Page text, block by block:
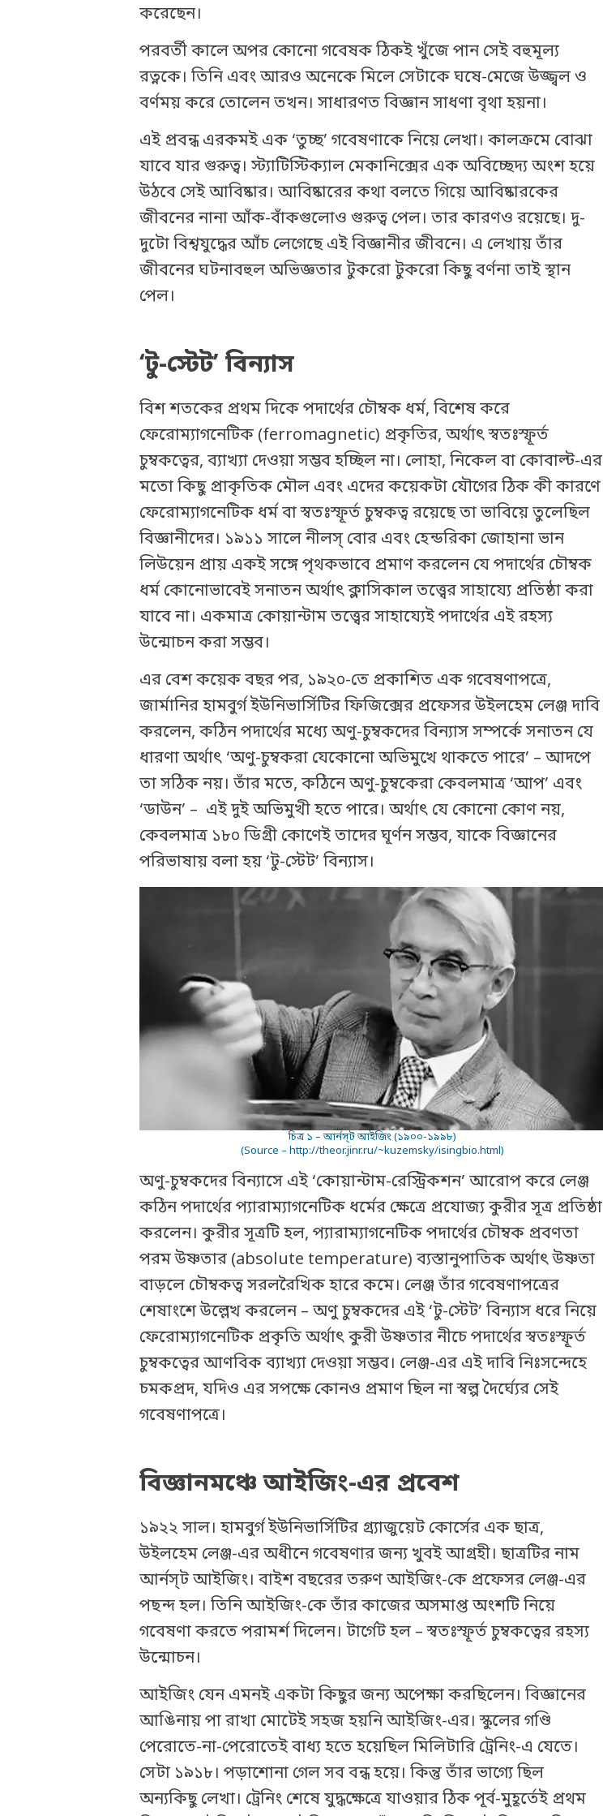
করেছেন।
পরবর্তী কালে অপর কোনো গবেষক ঠিকই খুঁজে পান সেই বহুমূল্য
রত্নকে। তিনি এবং আরও অনেকে মিলে সেটাকে ঘষে-মেজে উজ্জ্বল ও
বর্ণময় করে তোলেন তখন। সাধারণত বিজ্ঞান সাধণা বৃথা হয়না।
এই প্রবন্ধ এরকমই এক ‘তুচ্ছ’ গবেষণাকে নিয়ে লেখা। কালক্রমে বোঝা
যাবে যার গুরুত্ব। স্ট্যাটিস্টিক্যাল মেকানিক্সের এক অবিচ্ছেদ্য অংশ হয়ে
উঠবে সেই আবিষ্কার। আবিষ্কারের কথা বলতে গিয়ে আবিষ্কারকের
জীবনের নানা আঁক-বাঁকগুলোও গুরুত্ব পেল। তার কারণও রয়েছে। দু-
দুটো বিশ্বযুদ্ধের আঁচ লেগেছে এই বিজ্ঞানীর জীবনে। এ লেখায় তাঁর
জীবনের ঘটনাবহুল অভিজ্ঞতার টুকরো টুকরো কিছু বর্ণনা তাই স্থান
পেল।
‘টু-স্টেট’ বিন্যাস
বিশ শতকের প্রথম দিকে পদার্থের চৌম্বক ধর্ম, বিশেষ করে
ফেরোম্যাগনেটিক (ferromagnetic) প্রকৃতির, অর্থাৎ স্বতঃস্ফূর্ত
চুম্বকত্বের, ব্যাখ্যা দেওয়া সম্ভব হচ্ছিল না। লোহা, নিকেল বা কোবাল্ট-এর
মতো কিছু প্রাকৃতিক মৌল এবং এদের কয়েকটা যৌগের ঠিক কী কারণে
ফেরোম্যাগনেটিক ধর্ম বা স্বতঃস্ফূর্ত চুম্বকত্ব রয়েছে তা ভাবিয়ে তুলেছিল
বিজ্ঞানীদের। ১৯১১ সালে নীলস্‌ বোর এবং হেন্ডরিকা জোহানা ভান
লিউয়েন প্রায় একই সঙ্গে পৃথকভাবে প্রমাণ করলেন যে পদার্থের চৌম্বক
ধর্ম কোনোভাবেই সনাতন অর্থাৎ ক্লাসিকাল তত্ত্বের সাহায্যে প্রতিষ্ঠা করা
যাবে না। একমাত্র কোয়ান্টাম তত্ত্বের সাহায্যেই পদার্থের এই রহস্য
উন্মোচন করা সম্ভব।
এর বেশ কয়েক বছর পর, ১৯২০-তে প্রকাশিত এক গবেষণাপত্রে,
জার্মানির হামবুর্গ ইউনিভার্সিটির ফিজিক্সের প্রফেসর উইলহেম লেঞ্জ দাবি
করলেন, কঠিন পদার্থের মধ্যে অণু-চুম্বকদের বিন্যাস সম্পর্কে সনাতন যে
ধারণা অর্থাৎ ‘অণু-চুম্বকরা যেকোনো অভিমুখে থাকতে পারে’ – আদপে
তা সঠিক নয়। তাঁর মতে, কঠিনে অণু-চুম্বকেরা কেবলমাত্র ‘আপ’ এবং
‘ডাউন’ – এই দুই অভিমুখী হতে পারে। অর্থাৎ যে কোনো কোণ নয়,
কেবলমাত্র ১৮০ ডিগ্রী কোণেই তাদের ঘূর্ণন সম্ভব, যাকে বিজ্ঞানের
পরিভাষায় বলা হয় ‘টু-স্টেট’ বিন্যাস।
চিত্র ১ – আর্নস্‌ট আইজিং (১৯০০-১৯৯৮)
(Source – http://theor.jinr.ru/~kuzemsky/isingbio.html)
অণু-চুম্বকদের বিন্যাসে এই ‘কোয়ান্টাম-রেস্ট্রিকশন’ আরোপ করে লেঞ্জ
কঠিন পদার্থের প্যারাম্যাগনেটিক ধর্মের ক্ষেত্রে প্রযোজ্য কুরীর সূত্র প্রতিষ্ঠা
করলেন। কুরীর সূত্রটি হল, প্যারাম্যাগনেটিক পদার্থের চৌম্বক প্রবণতা
পরম উষ্ণতার (absolute temperature) ব্যস্তানুপাতিক অর্থাৎ উষ্ণতা
বাড়লে চৌম্বকত্ব সরলরৈখিক হারে কমে। লেঞ্জ তাঁর গবেষণাপত্রের
শেষাংশে উল্লেখ করলেন – অণু চুম্বকদের এই ‘টু-স্টেট’ বিন্যাস ধরে নিয়ে
ফেরোম্যাগনেটিক প্রকৃতি অর্থাৎ কুরী উষ্ণতার নীচে পদার্থের স্বতঃস্ফূর্ত
চুম্বকত্বের আণবিক ব্যাখ্যা দেওয়া সম্ভব। লেঞ্জ-এর এই দাবি নিঃসন্দেহে
চমকপ্রদ, যদিও এর সপক্ষে কোনও প্রমাণ ছিল না স্বল্প দৈর্ঘ্যের সেই
গবেষণাপত্রে।
বিজ্ঞানমঞ্চে আইজিং-এর প্রবেশ
১৯২২ সাল। হামবুর্গ ইউনিভার্সিটির গ্র্যাজুয়েট কোর্সের এক ছাত্র,
উইলহেম লেঞ্জ-এর অধীনে গবেষণার জন্য খুবই আগ্রহী। ছাত্রটির নাম
আর্নস্‌ট আইজিং। বাইশ বছরের তরুণ আইজিং-কে প্রফেসর লেঞ্জ-এর
পছন্দ হল। তিনি আইজিং-কে তাঁর কাজের অসমাপ্ত অংশটি নিয়ে
গবেষণা করতে পরামর্শ দিলেন। টার্গেট হল – স্বতঃস্ফূর্ত চুম্বকত্বের রহস্য
উন্মোচন।
আইজিং যেন এমনই একটা কিছুর জন্য অপেক্ষা করছিলেন। বিজ্ঞানের
আঙিনায় পা রাখা মোটেই সহজ হয়নি আইজিং-এর। স্কুলের গণ্ডি
পেরোতে-না-পেরোতেই বাধ্য হতে হয়েছিল মিলিটারি ট্রেনিং-এ যেতে।
সেটা ১৯১৮। পড়াশোনা গেল সব বন্ধ হয়ে। কিন্তু তাঁর ভাগ্যে ছিল
অন্যকিছু লেখা। ট্রেনিং শেষে যুদ্ধক্ষেত্রে যাওয়ার ঠিক পূর্ব-মুহূর্তেই প্রথম